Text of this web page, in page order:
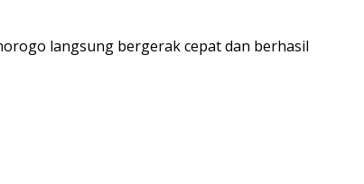
langsung bergerak cepat dan berhasil